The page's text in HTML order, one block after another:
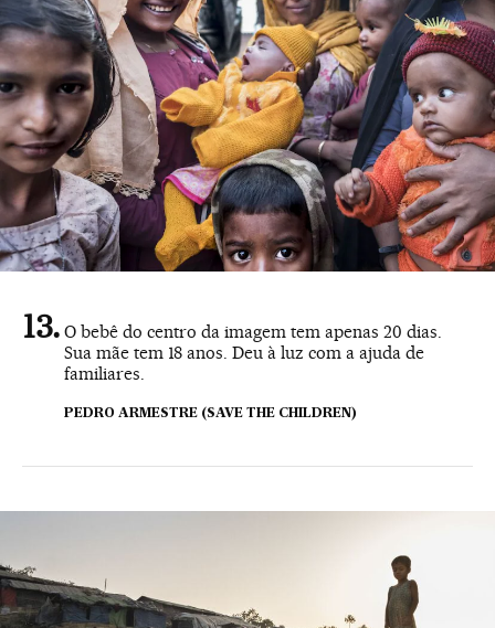
O bebê do centro da imagem tem apenas 20 dias.
Sua mãe tem 18 anos. Deu à luz com a ajuda de
familiares.
PEDRO ARMESTRE (SAVE THE CHILDREN)